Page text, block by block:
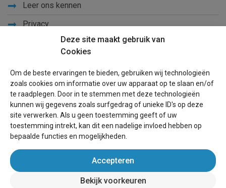
Deze site maakt gebruik van
Cookies
Om de beste ervaringen te bieden, gebruiken wij technologieën
zoals cookies om informatie over uw apparaat op te slaan en/of
te raadplegen. Door in te stemmen met deze technologieën
kunnen wij gegevens zoals surfgedrag of unieke ID's op deze
site verwerken. Als u geen toestemming geeft of uw
toestemming intrekt, kan dit een nadelige invloed hebben op
bepaalde functies en mogelijkheden.
Accepteren
Bekijk voorkeuren
Leer ons kennen
Privacy
Blog
Voor eigenaren
Een advertentie plaatsen
Succesvol verhuren vakantiewoning
wereldvakantiehuis.nl(vakantiehuizen wereldwijd)